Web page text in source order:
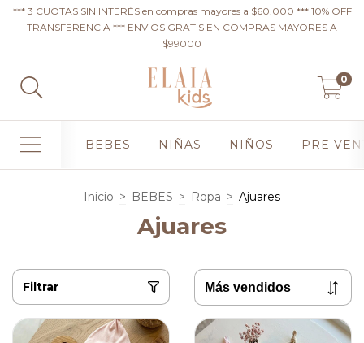
*** 3 CUOTAS SIN INTERÉS en compras mayores a $60.000 *** 10% OFF
TRANSFERENCIA *** ENVIOS GRATIS EN COMPRAS MAYORES A
$99000
0
BEBES NIÑAS NIÑOS PRE
Inicio > BEBES > Ropa > Ajuares
Ajuares
Filtrar